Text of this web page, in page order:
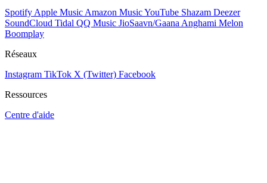
Spotify Apple Music Amazon MusicYouTube Shazam Deezer
SoundCloud Tidal QQ Music JioSaavn/Gaana Anghami Melon
Boomplay
Réseaux
Instagram TikTok X (Twitter) Facebook
Ressources
Centre d'aide